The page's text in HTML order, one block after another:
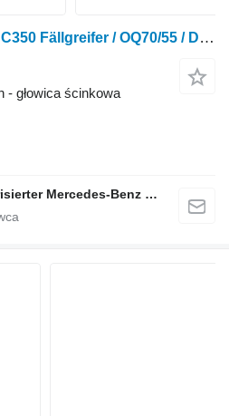
Westtech Woodcracker C350 Fällgreifer / OQ70/55 / DEMO 2024
głowica ścinkowa
Stefan Ebert GmbH - Autorisierter Mercedes-Benz Servicepartner